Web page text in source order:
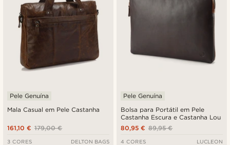
Mala Casual em Pele Castanha
Pele Genuína
179,00 €
161,10 €
3 CORES DELTON BAGS
Bolsa para Portátil em Pele
Castanha Escura e Castanha Lou
Pele Genuína
89,95 €
80,95 €
4 CORES LUCLEON